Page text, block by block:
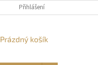
OBCHODNÍ PODMÍNKY
Přihlášení
NÁKUPNÍ
Prázdný košík